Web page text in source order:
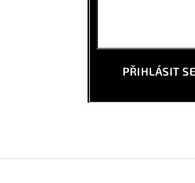
PŘIHLÁSIT SE